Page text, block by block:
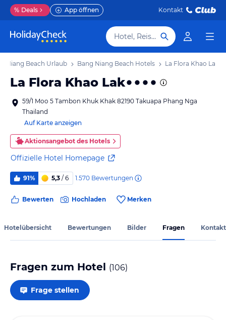
% Deals App öffnen Kontakt
Hotel, Reiseziel
Niang Beach Urlaub Bang Niang Beach Hotels La Flora Khao Lak
La Flora Khao Lak
59/1 Moo 5 Tambon Khuk Khak 82190 Takuapa Phang Nga
Thailand
Auf Karte anzeigen
Aktionsangebot des Hotels
Offizielle Hotel Homepage
91% 5,3 / 6 1.570 Bewertungen
Bewerten Hochladen Merken
Hotelübersicht Bewertungen Bilder Fragen Kontakt
Fragen zum Hotel (106)
Frage stellen